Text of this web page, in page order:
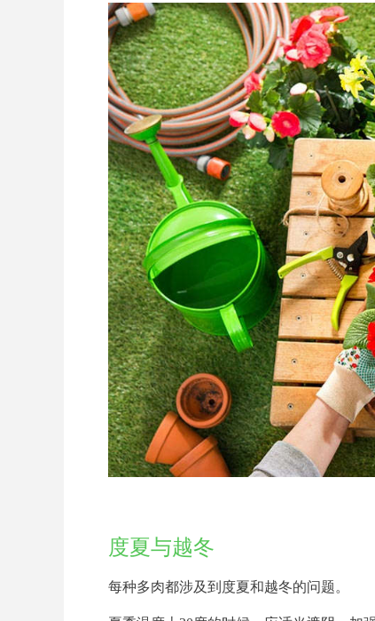
度夏与越冬
每种多肉都涉及到度夏和越冬的问题。